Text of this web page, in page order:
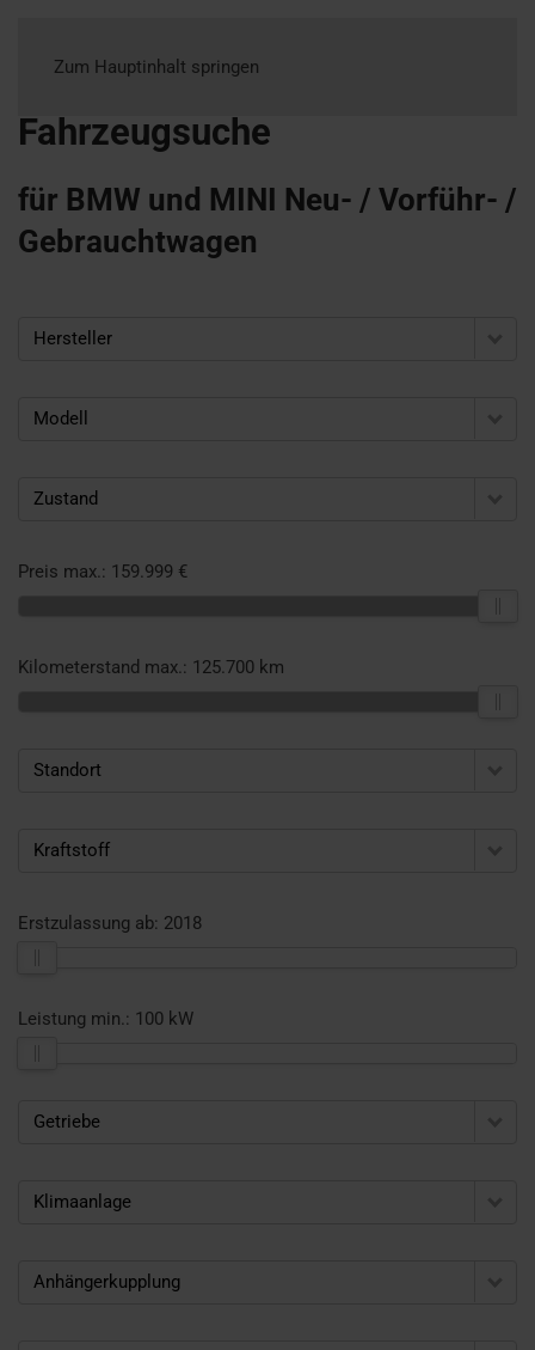
Zum Hauptinhalt springen
Fahrzeugsuche
für BMW und MINI Neu- / Vorführ- /
Gebrauchtwagen
Hersteller
Modell
Zustand
Preis max.: 159.999 €
Kilometerstand max.: 125.700 km
Standort
Kraftstoff
Erstzulassung ab: 2018
Leistung min.: 100 kW
Getriebe
Klimaanlage
Anhängerkupplung